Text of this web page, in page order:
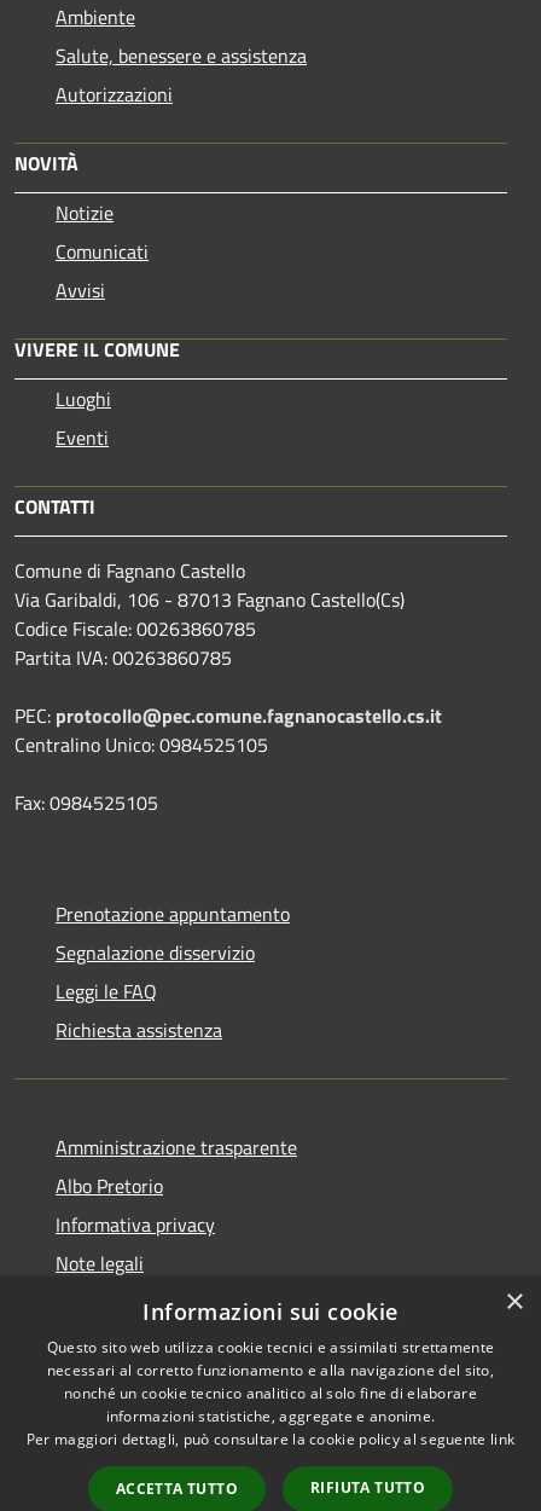
Ambiente
Salute, benessere e assistenza
Autorizzazioni
NOVITÀ
Notizie
Comunicati
Avvisi
VIVERE IL COMUNE
Luoghi
Eventi
CONTATTI
Comune di Fagnano Castello
Via Garibaldi, 106 - 87013 Fagnano Castello(Cs)
Codice Fiscale: 00263860785
Partita IVA: 00263860785
PEC: protocollo@pec.comune.fagnanocastello.cs.it
Centralino Unico: 0984525105
Fax: 0984525105
Prenotazione appuntamento
Segnalazione disservizio
Leggi le FAQ
Richiesta assistenza
Amministrazione trasparente
Albo Pretorio
Informativa privacy
Note legali
Dichiarazione di accessibilità
Accessibilità
Copyright © 2026 • Comune di
Fagnano Castello • Powered by
Municipium•
Accesso
×
Informazioni sui cookie
Questo sito web utilizza cookie tecnici e assimilati strettamente
necessari al corretto funzionamento e alla navigazione del sito,
nonché un cookie tecnico analitico al solo fine di elaborare
informazioni statistiche, aggregate e anonime.
Per maggiori dettagli, può consultare la cookie policy al seguente link
ACCETTA TUTTO RIFIUTA TUTTO